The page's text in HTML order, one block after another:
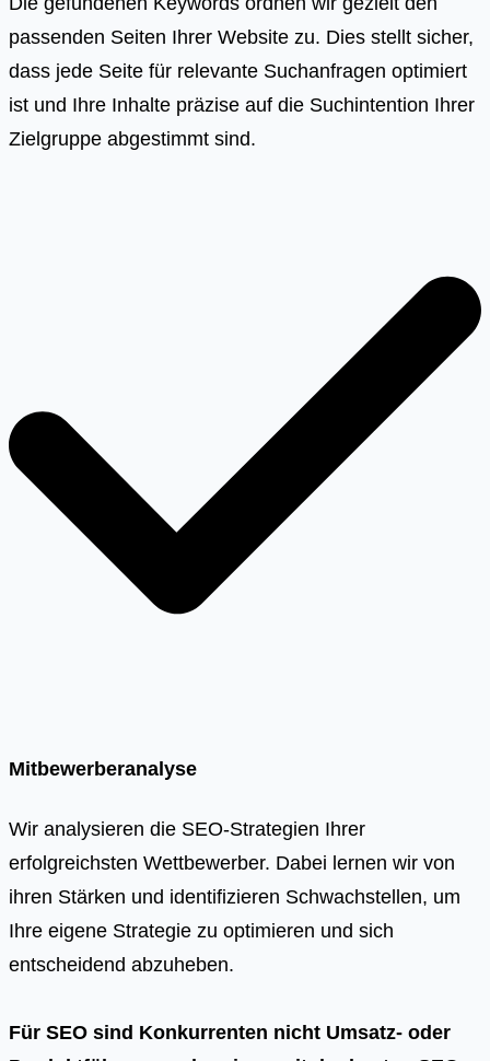
passenden Seiten Ihrer Website zu. Dies stellt sicher,
dass jede Seite für relevante Suchanfragen optimiert
ist und Ihre Inhalte präzise auf die Suchintention Ihrer
Zielgruppe abgestimmt sind.
Mitbewerberanalyse
Wir analysieren die SEO-Strategien Ihrer
erfolgreichsten Wettbewerber. Dabei lernen wir von
ihren Stärken und identifizieren Schwachstellen, um
Ihre eigene Strategie zu optimieren und sich
entscheidend abzuheben.
Für SEO sind Konkurrenten nicht Umsatz- oder